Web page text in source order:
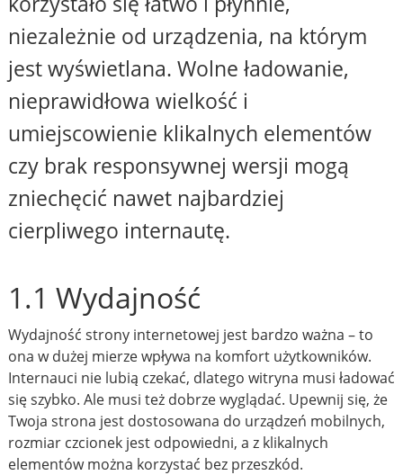
niezależnie od urządzenia, na którym
jest wyświetlana. Wolne ładowanie,
nieprawidłowa wielkość i
umiejscowienie klikalnych elementów
czy brak responsywnej wersji mogą
zniechęcić nawet najbardziej
cierpliwego internautę.
1.1 Wydajność
Wydajność strony internetowej jest bardzo ważna – to
ona w dużej mierze wpływa na komfort użytkowników.
Internauci nie lubią czekać, dlatego witryna musi ładować
się szybko. Ale musi też dobrze wyglądać. Upewnij się, że
Twoja strona jest dostosowana do urządzeń mobilnych,
rozmiar czcionek jest odpowiedni, a z klikalnych
elementów można korzystać bez przeszkód.